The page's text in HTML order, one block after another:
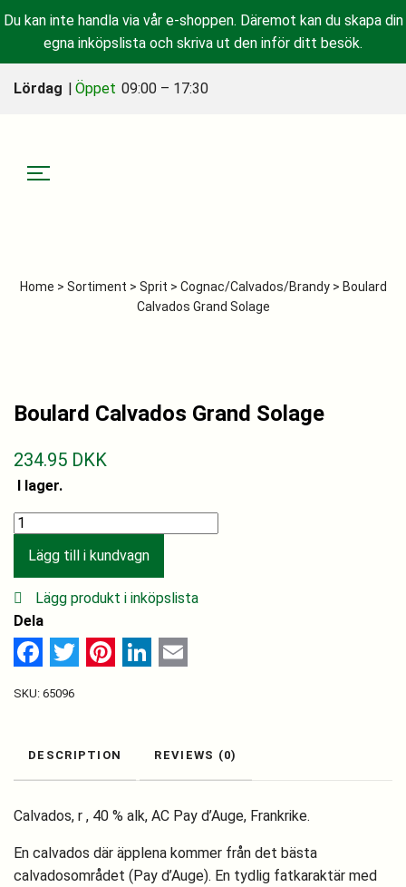
Du kan inte handla via vår e-shoppen. Däremot kan du skapa din
egna inköpslista och skriva ut den inför ditt besök.
Lördag | Öppet 09:00 – 17:30
Home > Sortiment > Sprit > Cognac/Calvados/Brandy> Boulard
Calvados Grand Solage
Boulard Calvados Grand Solage
234.95 DKK
I lager.
Boulard
Grand
Solage
quantity
Lägg till i kundvagn
Lägg produkt i inköpslista
Dela
Facebook
Twitter
SKU: 65096
DESCRIPTION REVIEWS (0)
Calvados, r , 40 % alk, AC Pay d’Auge, Frankrike.
En calvados där äpplena kommer från det bästa
calvadosområdet (Pay d’Auge). En tydlig fatkaraktär med